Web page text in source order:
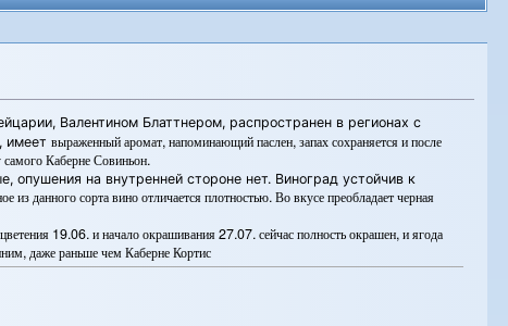
Валентином Блаттнером, распространен в регионах с
имеет выраженный аромат, напоминающий паслен, запах сохраняется и после
самого Каберне Совиньон.
опушения на внутренней стороне нет. Виноградустойчив к
данного сорта вино отличается плотностью. Во вкусе преобладает черная
19.06. и начало окрашивания 27.07. сейчас полность окрашен, и ягода
даже раньше чем Каберне Кортис